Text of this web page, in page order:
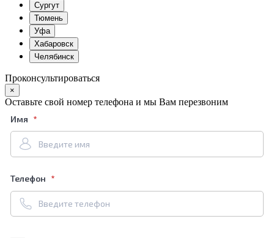
Сургут
Тюмень
Уфа
Хабаровск
Челябинск
Проконсультироваться
×
Оставьте свой номер телефона и мы Вам перезвоним
Имя
Телефон